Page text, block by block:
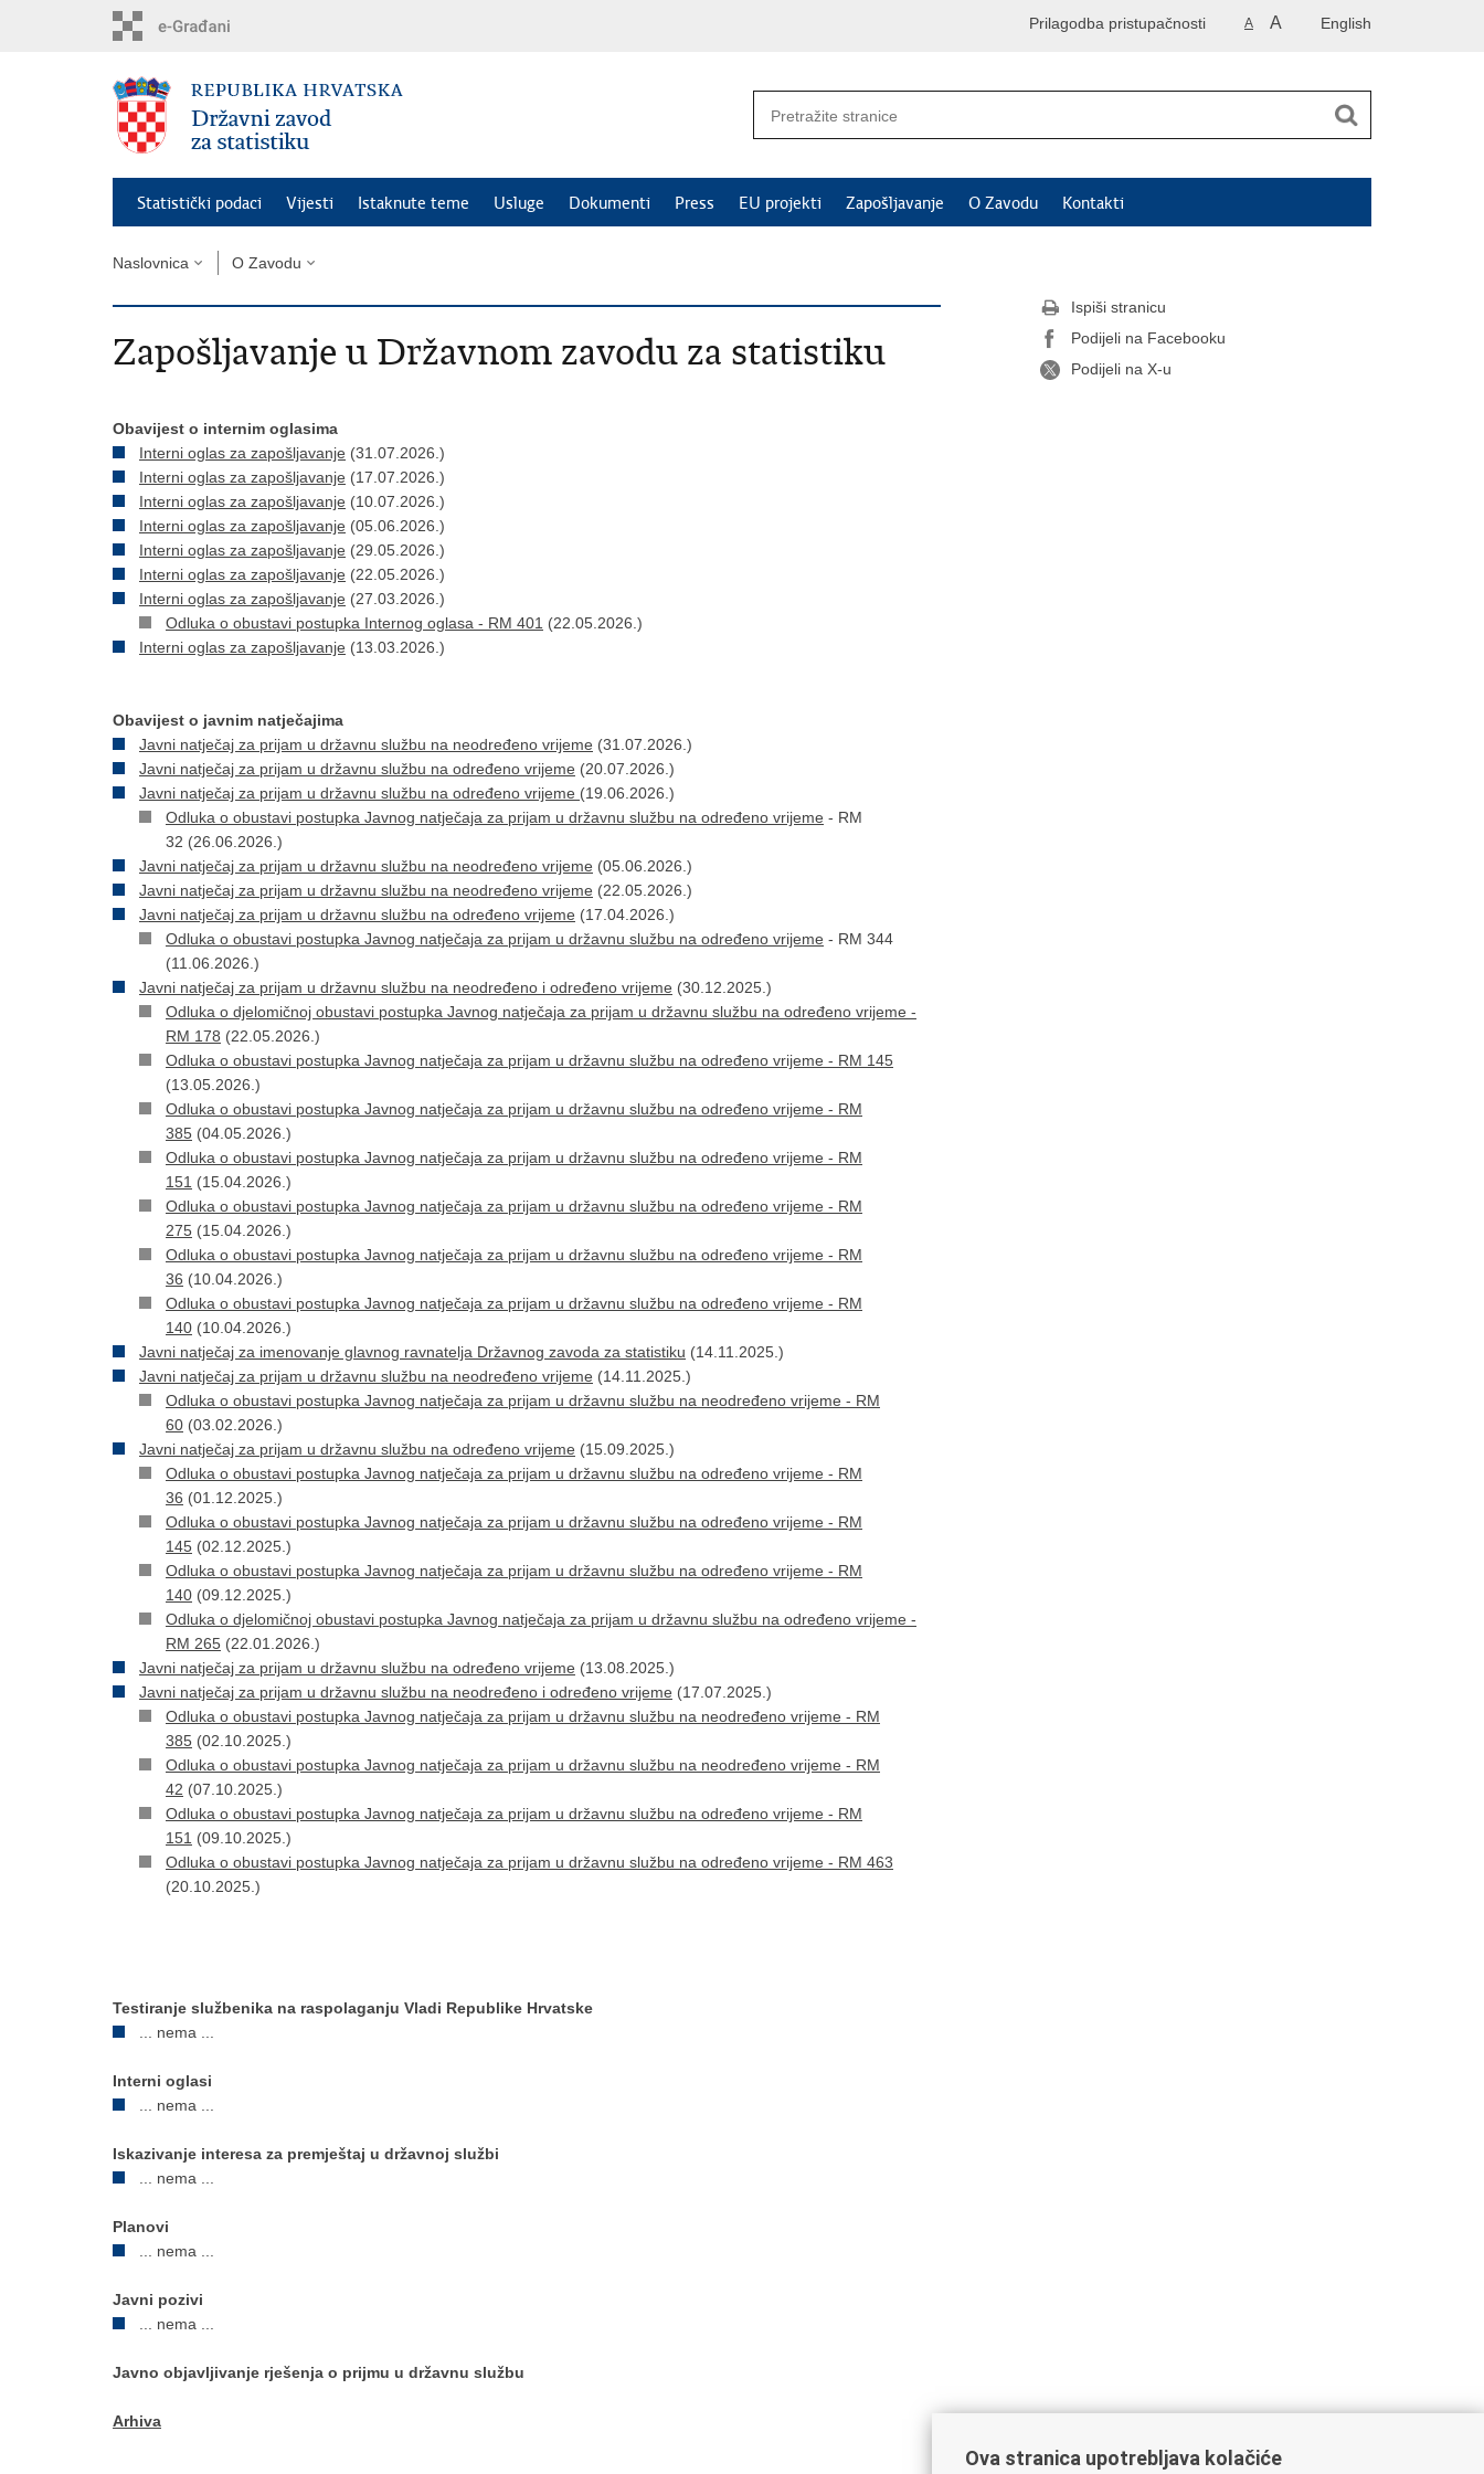
English
A A
Prilagodba pristupačnosti
Statistički podaci Vijesti Istaknute teme Usluge Dokumenti Press EU projekti Zapošljavanje O Zavodu Kontakti
Naslovnica O Zavodu
Zapošljavanje u Državnom zavodu za statistiku
Obavijest o internim oglasima
Interni oglas za zapošljavanje (31.07.2026.)
Interni oglas za zapošljavanje (17.07.2026.)
Interni oglas za zapošljavanje (10.07.2026.)
Interni oglas za zapošljavanje (05.06.2026.)
Interni oglas za zapošljavanje (29.05.2026.)
Interni oglas za zapošljavanje (22.05.2026.)
Interni oglas za zapošljavanje (27.03.2026.)
Odluka o obustavi postupka Internog oglasa - RM 401 (22.05.2026.)
Interni oglas za zapošljavanje (13.03.2026.)
Obavijest o javnim natječajima
Javni natječaj za prijam u državnu službu na neodređeno vrijeme (31.07.2026.)
Javni natječaj za prijam u državnu službu na određeno vrijeme (20.07.2026.)
Javni natječaj za prijam u državnu službu na određeno vrijeme (19.06.2026.)
Odluka o obustavi postupka Javnog natječaja za prijam u državnu službu na određeno vrijeme - RM
32 (26.06.2026.)
Javni natječaj za prijam u državnu službu na neodređeno vrijeme (05.06.2026.)
Javni natječaj za prijam u državnu službu na neodređeno vrijeme (22.05.2026.)
Javni natječaj za prijam u državnu službu na određeno vrijeme (17.04.2026.)
Odluka o obustavi postupka Javnog natječaja za prijam u državnu službu na određeno vrijeme - RM 344
(11.06.2026.)
Javni natječaj za prijam u državnu službu na neodređeno i određeno vrijeme (30.12.2025.)
Odluka o djelomičnoj obustavi postupka Javnog natječaja za prijam u državnu službu na određeno vrijeme -
RM 178 (22.05.2026.)
Odluka o obustavi postupka Javnog natječaja za prijam u državnu službu na određeno vrijeme - RM 145
(13.05.2026.)
Odluka o obustavi postupka Javnog natječaja za prijam u državnu službu na određeno vrijeme - RM
385 (04.05.2026.)
Odluka o obustavi postupka Javnog natječaja za prijam u državnu službu na određeno vrijeme - RM
151 (15.04.2026.)
Odluka o obustavi postupka Javnog natječaja za prijam u državnu službu na određeno vrijeme - RM
275 (15.04.2026.)
Odluka o obustavi postupka Javnog natječaja za prijam u državnu službu na određeno vrijeme - RM
36 (10.04.2026.)
Odluka o obustavi postupka Javnog natječaja za prijam u državnu službu na određeno vrijeme - RM
140 (10.04.2026.)
Javni natječaj za imenovanje glavnog ravnatelja Državnog zavoda za statistiku (14.11.2025.)
Javni natječaj za prijam u državnu službu na neodređeno vrijeme (14.11.2025.)
Odluka o obustavi postupka Javnog natječaja za prijam u državnu službu na neodređeno vrijeme - RM
60 (03.02.2026.)
Javni natječaj za prijam u državnu službu na određeno vrijeme (15.09.2025.)
Odluka o obustavi postupka Javnog natječaja za prijam u državnu službu na određeno vrijeme - RM
36 (01.12.2025.)
Odluka o obustavi postupka Javnog natječaja za prijam u državnu službu na određeno vrijeme - RM
145 (02.12.2025.)
Odluka o obustavi postupka Javnog natječaja za prijam u državnu službu na određeno vrijeme - RM
140 (09.12.2025.)
Odluka o djelomičnoj obustavi postupka Javnog natječaja za prijam u državnu službu na određeno vrijeme -
RM 265 (22.01.2026.)
Javni natječaj za prijam u državnu službu na određeno vrijeme (13.08.2025.)
Javni natječaj za prijam u državnu službu na neodređeno i određeno vrijeme (17.07.2025.)
Odluka o obustavi postupka Javnog natječaja za prijam u državnu službu na neodređeno vrijeme - RM
385 (02.10.2025.)
Odluka o obustavi postupka Javnog natječaja za prijam u državnu službu na neodređeno vrijeme - RM
42 (07.10.2025.)
Odluka o obustavi postupka Javnog natječaja za prijam u državnu službu na određeno vrijeme - RM
151 (09.10.2025.)
Odluka o obustavi postupka Javnog natječaja za prijam u državnu službu na određeno vrijeme - RM 463
(20.10.2025.)
Testiranje službenika na raspolaganju Vladi Republike Hrvatske
... nema ...
Interni oglasi
... nema ...
Iskazivanje interesa za premještaj u državnoj službi
... nema ...
Planovi
... nema ...
Javni pozivi
... nema ...
Javno objavljivanje rješenja o prijmu u državnu službu
Arhiva
Ispiši stranicu
Podijeli na Facebooku
Podijeli na X-u
Ova stranica upotrebljava kolačiće